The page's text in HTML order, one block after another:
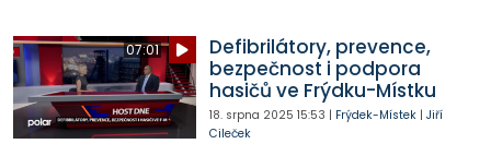
07:01
Defibrilátory, prevence,
bezpečnost i podpora
hasičů ve Frýdku-Místku
18. srpna 2025 15:53 | Frýdek-Místek| Jiří
Cileček